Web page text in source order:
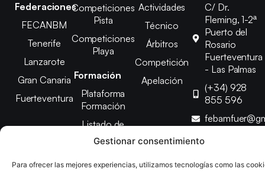
Gestionar consentimiento
Para ofrecer las mejores experiencias, utilizamos tecnologías como las
Federaciones
FECANBM
Tenerife
Lanzarote
Gran Canaria
Fuerteventura
Competiciones
Pista
Competiciones
Playa
Formación
Plataforma
Formación
Listado de
Cursos
Actividades
Técnico
Árbitros
Competición
Apelación
C/ Dr.
Fleming, 1-2ª
Puerto del
Rosario
Fuerteventura
- Las Palmas
(+34) 928
855 596